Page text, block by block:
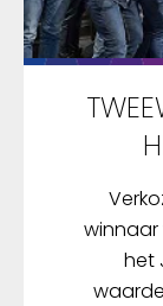
winnaar
het